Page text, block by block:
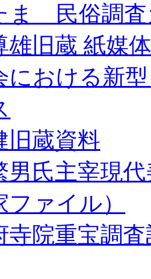
ま 民俗調査
雄旧蔵 紙媒
における新
旧蔵資料
男氏主宰現
ファイル）
寺院重宝調